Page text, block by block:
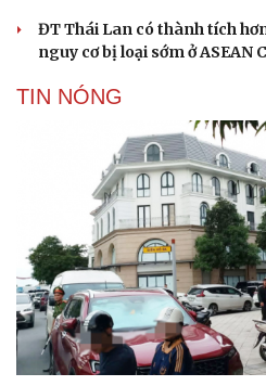
Du lịch
Tư vấn
Săn Tour
ĐT Thái Lan có thành tích
nguy cơ bị loại sớm ở ASEAN
TIN NÓNG